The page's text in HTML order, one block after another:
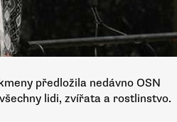
předložila nedávno OSN
lidi, zvířata a rostlinstvo.